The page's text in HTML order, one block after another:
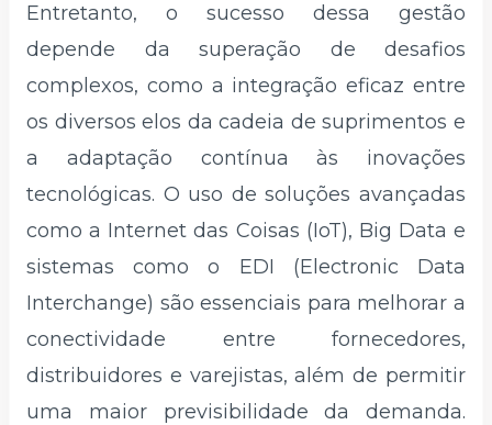
Entretanto, o sucesso dessa gestão
depende da superação de desafios
complexos, como a integração eficaz entre
os diversos elos da cadeia de suprimentos e
a adaptação contínua às inovações
tecnológicas. O uso de soluções avançadas
como a Internet das Coisas (IoT), Big Data e
sistemas como o EDI (Electronic Data
Interchange) são essenciais para melhorar a
conectividade entre fornecedores,
distribuidores e varejistas, além de permitir
uma maior previsibilidade da demanda.